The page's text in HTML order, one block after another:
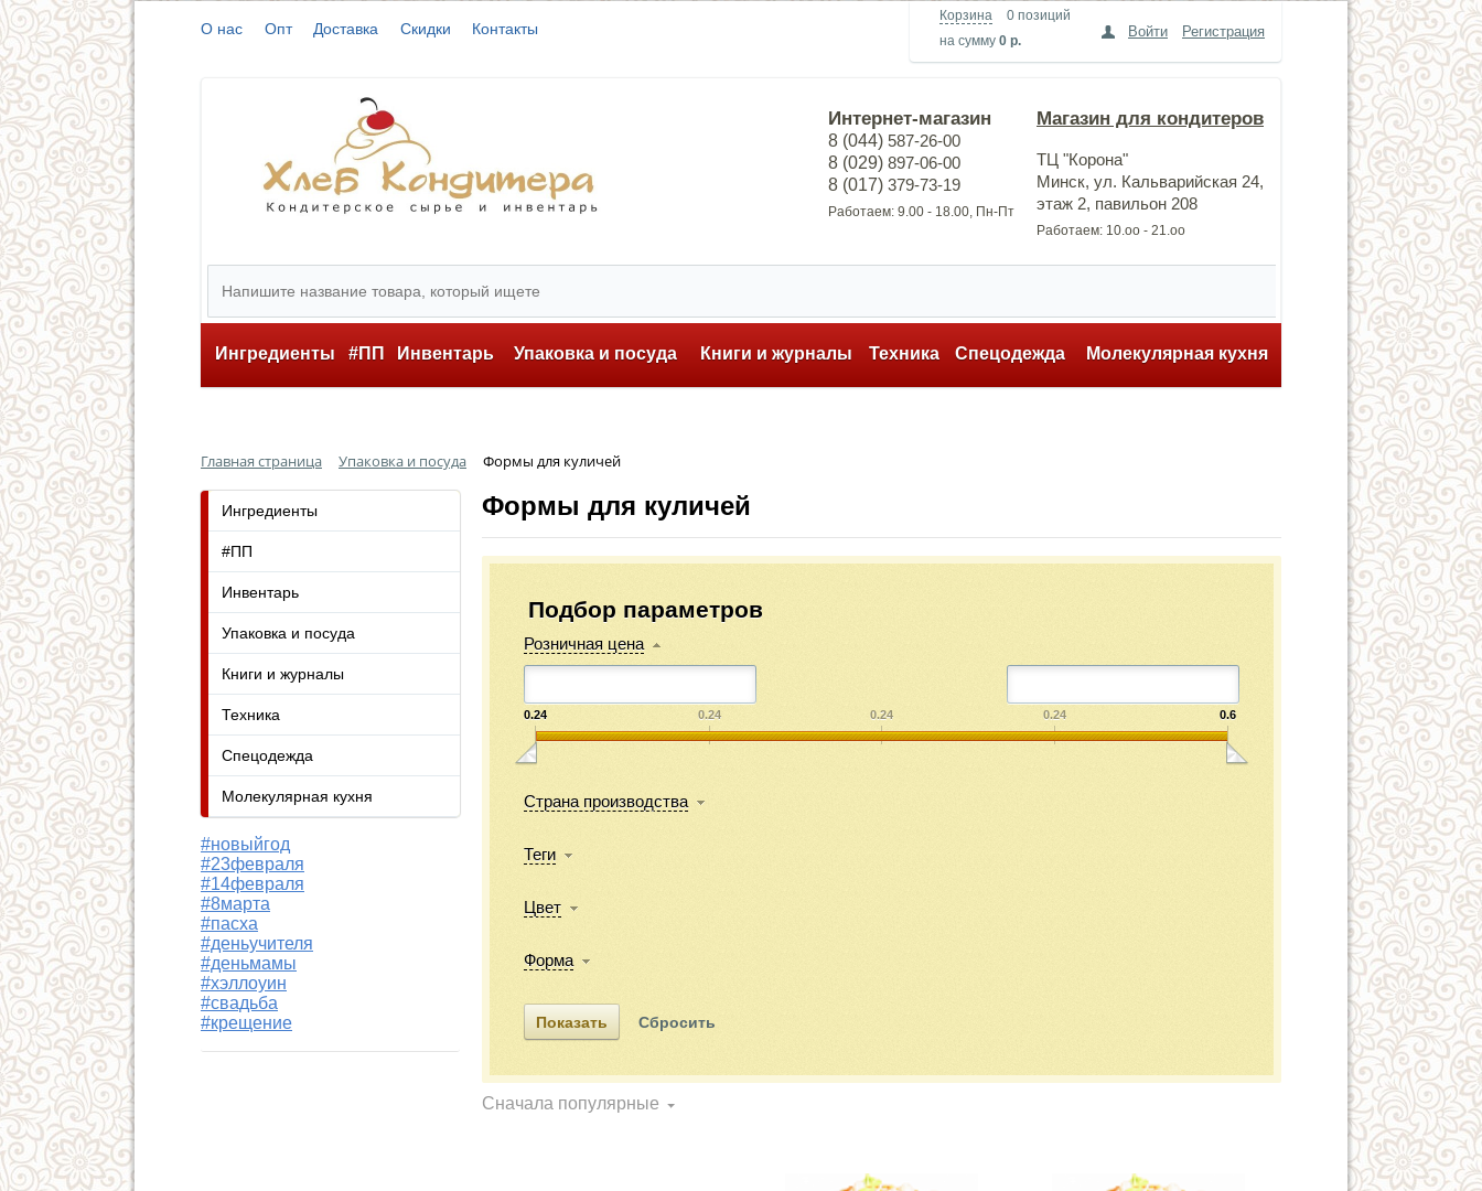
Корзина
0 позиций
на сумму 0 р.
Войти Регистрация
О нас Опт Доставка Скидки Контакты
Интернет-магазин
8 (044) 587-26-00
8 (029) 897-06-00
8 (017) 379-73-19
Работаем: 9.00 - 18.00, Пн-Пт
Магазин для кондитеров
ТЦ "Корона"
Минск, ул. Кальварийская 24,
этаж 2, павильон 208
Работаем: 10.оо - 21.оо
Ингредиенты #ПП Инвентарь Упаковка и посуда Книги и журналы Техника Спецодежда Молекулярная кухня
Главная страница Упаковка и посуда Формы для куличей
Формы для куличей
Подбор параметров
Розничная цена
0.24 0.24 0.24 0.24 0.6
Страна производства
Теги
Цвет
Форма
Сначала популярные
Ингредиенты
#ПП
Инвентарь
Упаковка и посуда
Книги и журналы
Техника
Спецодежда
Молекулярная кухня
#новыйгод
#23февраля
#14февраля
#8марта
#пасха
#деньучителя
#деньмамы
#хэллоуин
#свадьба
#крещение